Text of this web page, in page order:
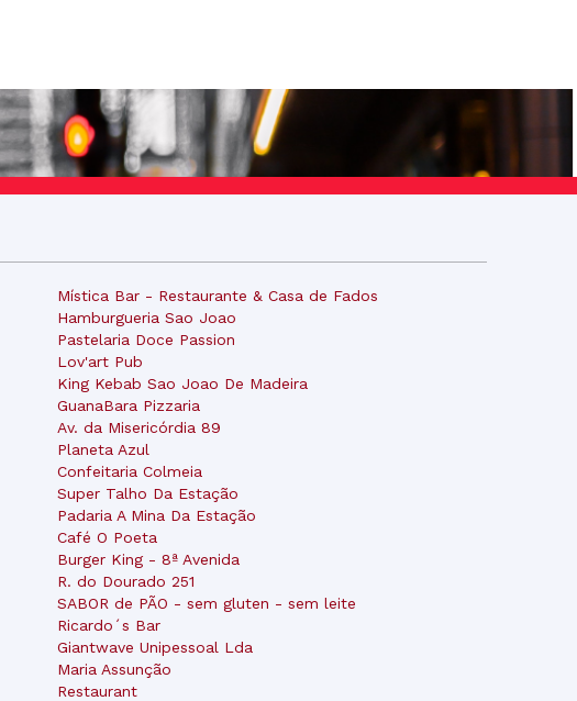
Mística Bar - Restaurante & Casa de Fados
Hamburgueria Sao Joao
Pastelaria Doce Passion
Lov'art Pub
King Kebab Sao Joao De Madeira
GuanaBara Pizzaria
Av. da Misericórdia 89
Planeta Azul
Confeitaria Colmeia
Super Talho Da Estação
Padaria A Mina Da Estação
Café O Poeta
Burger King - 8ª Avenida
R. do Dourado 251
SABOR de PÃO - sem gluten - sem leite
Ricardo´s Bar
Giantwave Unipessoal Lda
Maria Assunção
Restaurant